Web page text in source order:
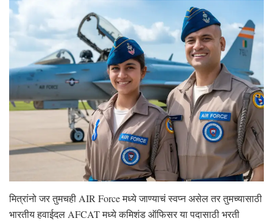
मित्रांनो जर तुमचही AIR Force मध्ये जाण्याचं स्वप्न असेल तर तुमच्यासाठी
भारतीय हवाईदल AFCAT मध्ये कमिशंड ऑफिसर या पदासाठी भरती